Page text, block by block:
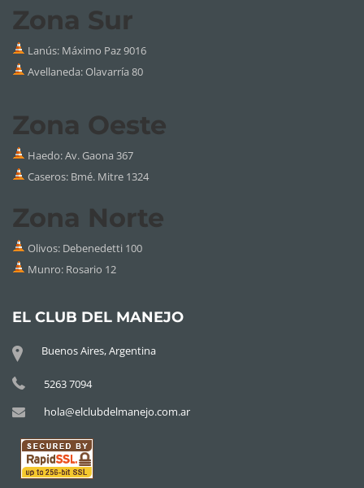
Zona Sur
Lanús: Máximo Paz 9016
Avellaneda: Olavarría 80
Zona Oeste
Haedo: Av. Gaona 367
Caseros: Bmé. Mitre 1324
Zona Norte
Olivos: Debenedetti 100
Munro: Rosario 12
EL CLUB DEL MANEJO
Buenos Aires, Argentina
5263 7094
hola@elclubdelmanejo.com.ar